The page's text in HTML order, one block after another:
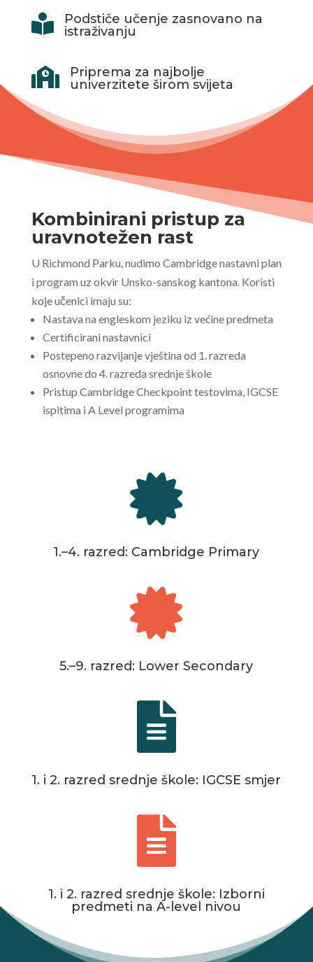

Podstiče učenje zasnovano na
istraživanju

Priprema za najbolje
univerzitete širom svijeta
Kombinirani pristup za
uravnotežen rast
U Richmond Parku, nudimo Cambridge nastavni plan
i program uz okvir Unsko-sanskog kantona. Koristi
koje učenici imaju su:
Nastava na engleskom jeziku iz većine predmeta
Certificirani nastavnici
Postepeno razvijanje vještina od 1. razreda
osnovne do 4. razreda srednje škole
Pristup Cambridge Checkpoint testovima, IGCSE
ispitima i A Level programima

1.–4. razred: Cambridge Primary

5.–9. razred: Lower Secondary

1. i 2. razred srednje škole: IGCSE smjer

1. i 2. razred srednje škole: Izborni
predmeti na A-level nivou